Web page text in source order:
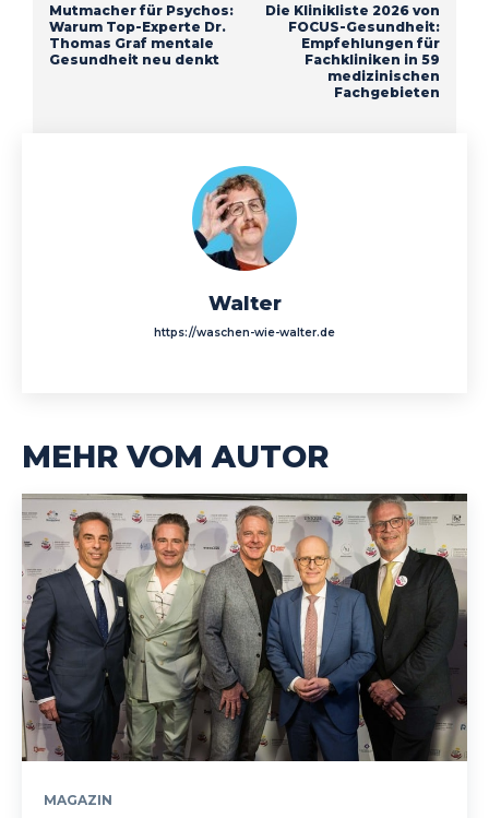
Mutmacher für Psychos:
Warum Top-Experte Dr.
Thomas Graf mentale
Gesundheit neu denkt
Die Klinikliste 2026 von
FOCUS-Gesundheit:
Empfehlungen für
Fachkliniken in 59
medizinischen
Fachgebieten
Walter
https://waschen-wie-walter.de
MEHR VOM AUTOR
MAGAZIN